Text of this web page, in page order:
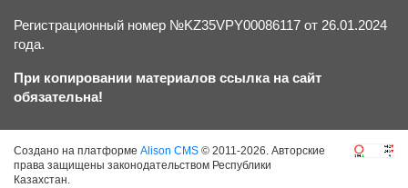
Регистрационный номер №KZ35VPY00086117 от 26.01.2024
года.
При копировании материалов ссылка на сайт
обязательна!
Создано на платформе Alison CMS © 2011-2026. Авторские
права защищены законодательством Республики
Казахстан.